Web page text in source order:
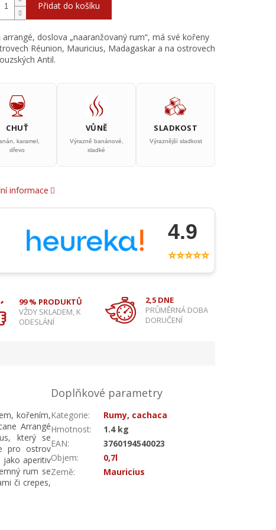
Přidat do košíku
arrangé, doslova „naaranžovaný rum“, má své kořeny
Réunion, Mauricius, Madagaskar a na ostrovech
Antil.
CHUŤ
karamel,
dřevo
VŮNĚ
Výrazně banánové,
sladké
SLADKOST
Výraznější sladkost
informace
4.9
⭐⭐⭐⭐⭐
99 % PRODUKTŮ
VŽDY SKLADEM, K
ODESLÁNÍ
2,5 DNE
PRŮMĚRNÁ DOBA
DORUČENÍ
kořením,
Arrangé
který se
pro ostrov
jako aperitiv
rum se
či crepes,
Doplňkové parametry
Kategorie:
Rumy, cachaca
Hmotnost:
1.4 kg
EAN:
3760194540023
Objem:
0,7l
Země: Mauricius